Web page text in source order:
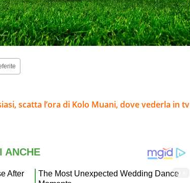
scatta l’ora di Kolo Muani, dove vederla in tv